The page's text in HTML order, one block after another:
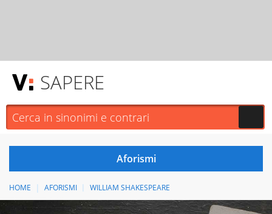
SAPERE
HOME AFORISMI WILLIAM SHAKESPEARE